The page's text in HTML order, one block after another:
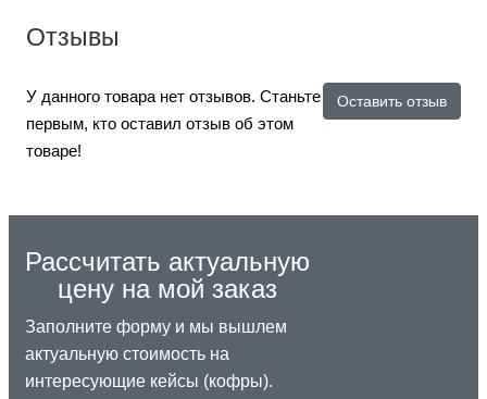
Отзывы
Оставить отзыв
У данного товара нет отзывов. Станьте
первым, кто оставил отзыв об этом
товаре!
Рассчитать актуальную
цену на мой заказ
Заполните форму и мы вышлем
актуальную стоимость на
интересующие кейсы (кофры).